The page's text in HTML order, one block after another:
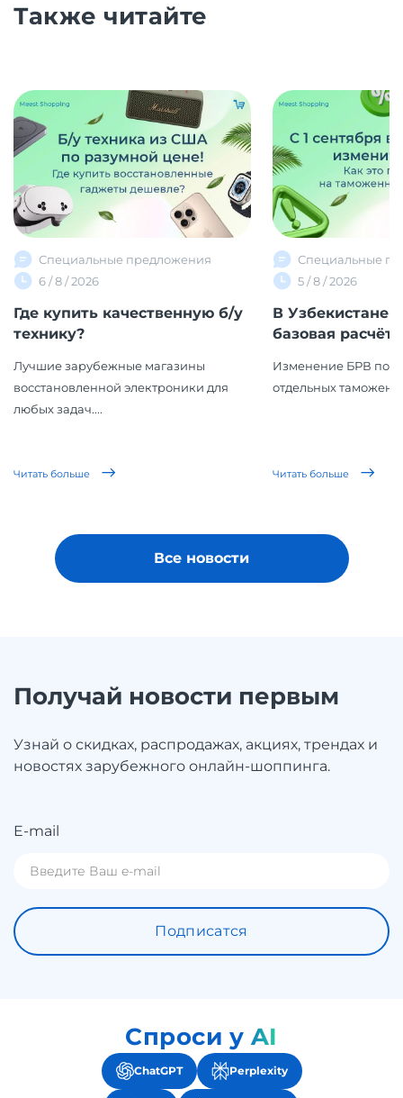
Также читайте
Специальные предложения
6 / 8 / 2026
Где купить качественную б/у
технику?
Лучшие зарубежные магазины
восстановленной электроники для
любых задач....
Читать больше
Специальные
5 / 8 / 2026
В Узбекистане
базовая
Изменение БРВ
отдельных
Читать больше
Все новости
Получай новости первым
Узнай о скидках, распродажах, акциях, трендах и
новостях зарубежного онлайн-шоппинга.
E-mail
Подписатся
Спроси у AI
ChatGPT Perplexity